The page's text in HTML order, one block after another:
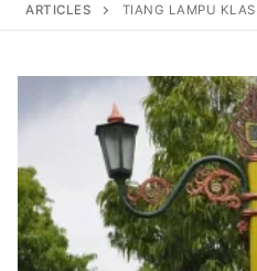
Products
Pagar Besi Tempa Klasik
Railing Tangga Besi
Gallery
Gallery Gambar Pagar
Articles
ARTICLES
TIANG LAMPU